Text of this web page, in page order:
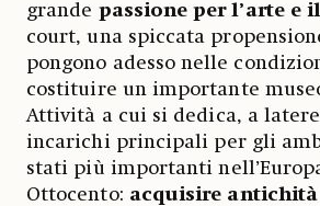
grande passione per l’arte e
court, una spiccata
pongono adesso nelle
costituire un importante
Attività a cui si dedica, a
incarichi principali per gli
stati più importanti
Ottocento: acquisire